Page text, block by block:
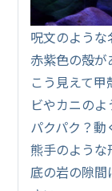
呪文のような
赤紫色の殻
こう見えて
ビやカニの
パクパク？
熊手のような
底の岩の隙間